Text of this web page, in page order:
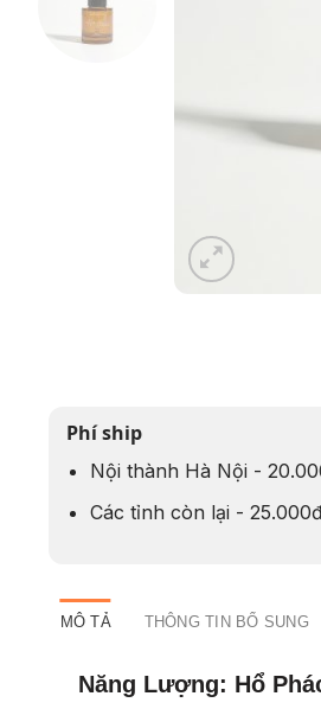
Phí ship
Nội thành Hà Nội -
Các tỉnh còn lại -
MÔ TẢ THÔNG TIN BỔ SUNG
Năng Lượng: Hổ